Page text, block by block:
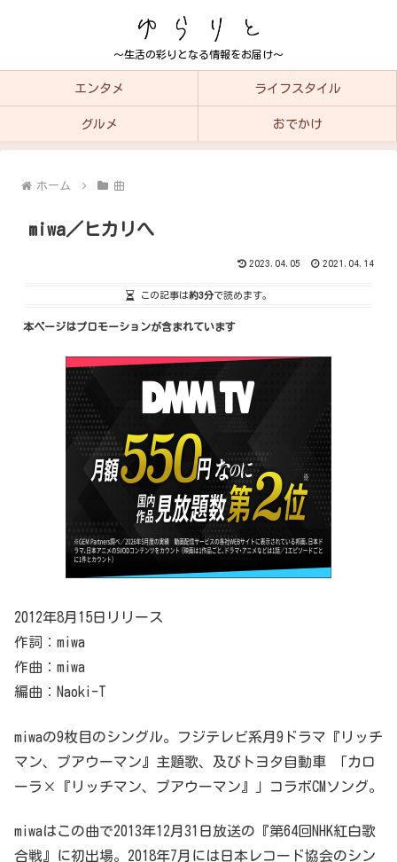
～生活の彩りとなる情報をお届け～
エンタメ ライフスタイル
グルメ おでかけ
ホーム 曲
miwa／ヒカリへ
2023.04.05 2021.04.14
この記事は約3分で読めます。
本ページはプロモーションが含まれています
2012年8月15日リリース
作詞：miwa
作曲：miwa
編曲：Naoki-T
miwaの9枚目のシングル。フジテレビ系月9ドラマ『リッチ
マン、プアウーマン』主題歌、及びトヨタ自動車 「カロ
ーラ×『リッチマン、プアウーマン』」コラボCMソング。
miwaはこの曲で2013年12月31日放送の『第64回NHK紅白歌
合戦』に初出場。2018年7月には日本レコード協会のシン